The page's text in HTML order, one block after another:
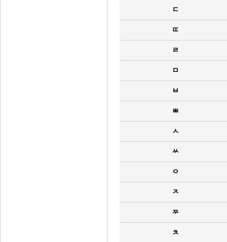
ㄷ
ㄸ
ㄹ
ㅁ
ㅂ
ㅃ
ㅅ
ㅆ
ㅇ
ㅈ
ㅉ
ㅊ